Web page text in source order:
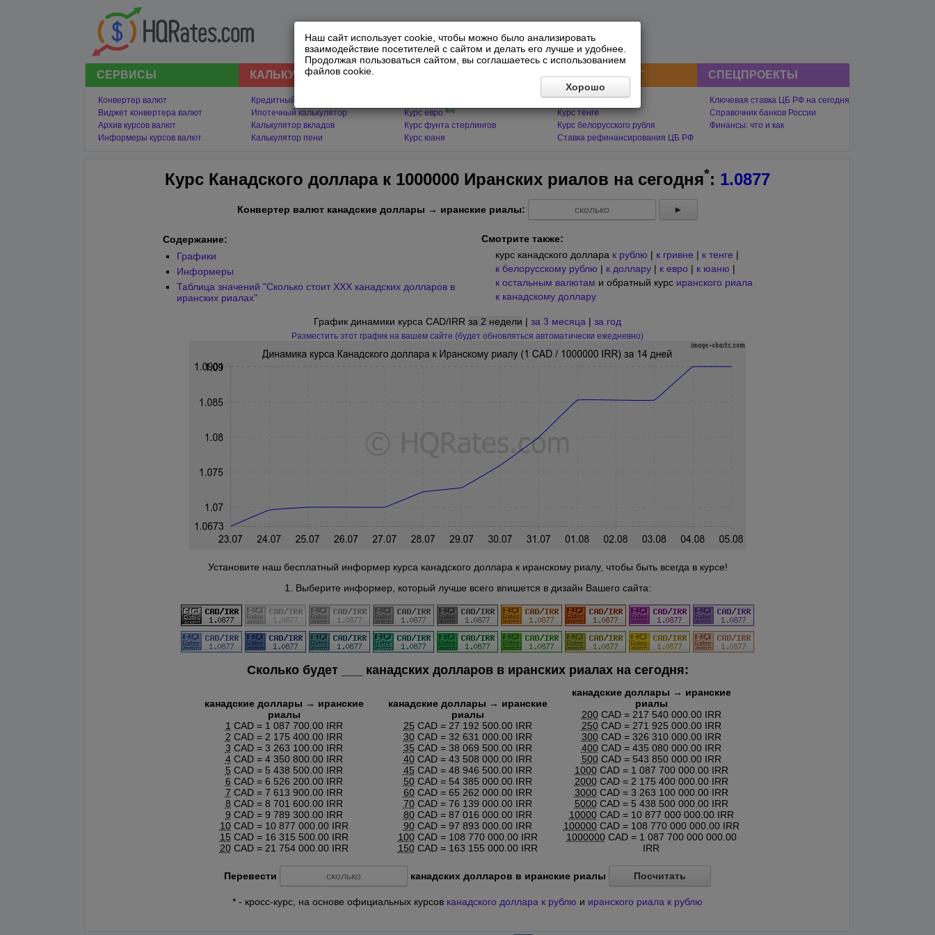
Наш сайт использует cookie, чтобы можно было анализировать
взаимодействие посетителей с сайтом и делать его лучше и удобнее.
Продолжая пользоваться сайтом, вы соглашаетесь с использованием
файлов cookie.
Хорошо
СЕРВИСЫ
Конвертер валют
Виджет конвертера валют
Архив курсов валют
Информеры курсов валют
КАЛЬКУЛЯТОРЫ
Кредитный калькулятор
Ипотечный калькулятор
Калькулятор вкладов
Калькулятор пени
Курс евро live
Курс фунта стерлингов
Курс юаня
ФИНАНСЫ СНГ
Курс гривны
Курс тенге
Курс белорусского рубля
Ставка рефинансирования ЦБ РФ
СПЕЦПРОЕКТЫ
Ключевая ставка ЦБ РФ на сегодня
Справочник банков России
Финансы: что и как
Курс Канадского доллара к 1000000 Иранских риалов на сегодня*: 1.0877
Конвертер валют канадские доллары → иранские риалы: ►
Содержание:
Графики
Информеры
Таблица значений "Сколько стоит XXX канадских долларов в
иранских риалах"
Смотрите также:
курс канадского доллара к рублю | к гривне | к тенге |
к белорусскому рублю | к доллару | к евро | к юаню |
к остальным валютам и обратный курс иранского риала
к канадскому доллару
График динамики курса CAD/IRR за 2 недели | за 3 месяца | за год
Разместить этот график на вашем сайте (будет обновляться автоматически ежедневно)
Установите наш бесплатный информер курса канадского доллара к иранскому риалу, чтобы быть всегда в курсе!
1. Выберите информер, который лучше всего впишется в дизайн Вашего сайта:
Сколько будет канадских долларов в иранских риалах на сегодня:
канадские доллары → иранские
риалы
1 CAD = 1 087 700.00 IRR
2 CAD = 2 175 400.00 IRR
3 CAD = 3 263 100.00 IRR
4CAD = 4 350 800.00 IRR
5 CAD = 5 438 500.00 IRR
6 CAD = 6 526 200.00 IRR
7 CAD = 7 613 900.00 IRR
8 CAD = 8 701 600.00 IRR
9 CAD = 9 789 300.00 IRR
10CAD = 10 877 000.00 IRR
15 CAD = 16 315 500.00 IRR
20CAD = 21 754 000.00 IRR
канадские доллары → иранские
риалы
25 CAD = 27 192 500.00 IRR
30CAD = 32 631 000.00 IRR
35 CAD = 38 069 500.00 IRR
40CAD = 43 508 000.00 IRR
45 CAD = 48 946 500.00 IRR
50CAD = 54 385 000.00 IRR
60CAD = 65 262 000.00 IRR
70CAD = 76 139 000.00 IRR
80CAD = 87 016 000.00 IRR
90CAD = 97 893 000.00 IRR
100CAD = 108 770 000.00 IRR
150CAD = 163 155 000.00 IRR
канадские доллары → иранские
риалы
200CAD = 217 540 000.00 IRR
250CAD = 271 925 000.00 IRR
300CAD = 326 310 000.00 IRR
400CAD = 435 080 000.00 IRR
500CAD = 543 850 000.00 IRR
1000CAD = 1 087 700 000.00 IRR
2000CAD = 2 175 400 000.00 IRR
3000CAD = 3 263 100 000.00 IRR
5000CAD = 5 438 500 000.00 IRR
10000CAD = 10 877 000 000.00 IRR
100000CAD = 108 770 000 000.00 IRR
1000000CAD = 1 087 700 000 000.00
IRR
Перевести канадских долларов в иранские риалы Посчитать
* - кросс-курс, на основе официальных курсов канадского доллара к рублю и иранского риала к рублю